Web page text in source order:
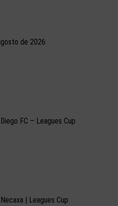
de 2026
FC – Leagues Cup
| Leagues Cup